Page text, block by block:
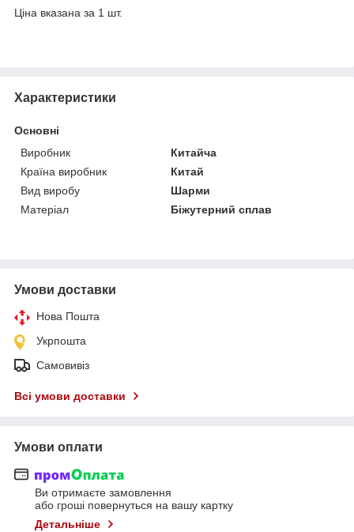
Ціна вказана за 1 шт.
Характеристики
Основні
Виробник
Китайча
Країна виробник
Китай
Вид виробу
Шарми
Матеріал
Біжутерний сплав
Умови доставки
Нова Пошта
Укрпошта
Самовивіз
Всі умови доставки
Умови оплати
Ви отримаєте замовлення
або гроші повернуться на вашу картку
Детальніше